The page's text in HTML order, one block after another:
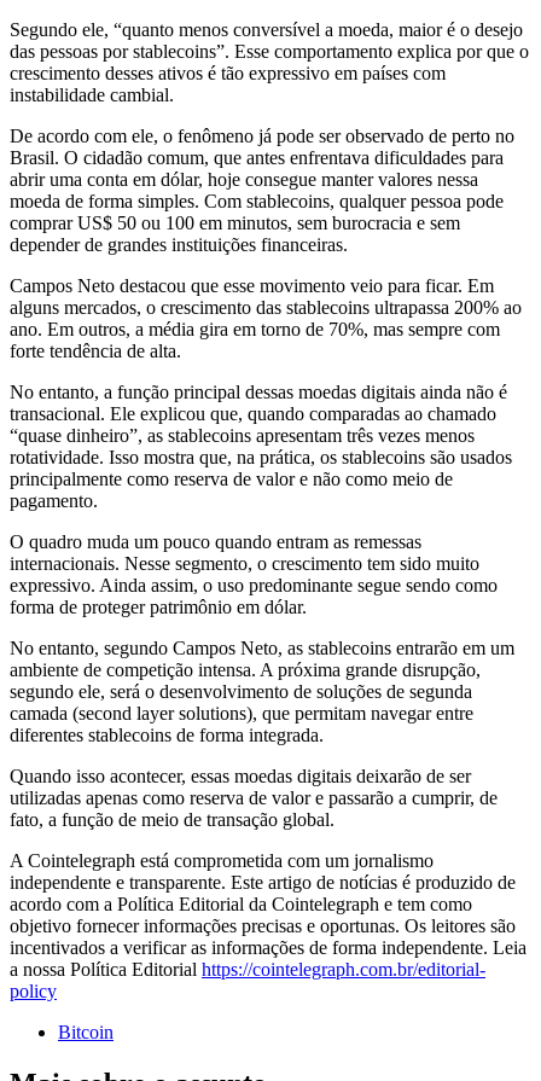
Segundo ele, “quanto menos conversível a moeda, maior é o desejo
das pessoas por stablecoins”. Esse comportamento explica por que o
crescimento desses ativos é tão expressivo em países com
instabilidade cambial.
De acordo com ele, o fenômeno já pode ser observado de perto no
Brasil. O cidadão comum, que antes enfrentava dificuldades para
abrir uma conta em dólar, hoje consegue manter valores nessa
moeda de forma simples. Com stablecoins, qualquer pessoa pode
comprar US$ 50 ou 100 em minutos, sem burocracia e sem
depender de grandes instituições financeiras.
Campos Neto destacou que esse movimento veio para ficar. Em
alguns mercados, o crescimento das stablecoins ultrapassa 200% ao
ano. Em outros, a média gira em torno de 70%, mas sempre com
forte tendência de alta.
No entanto, a função principal dessas moedas digitais ainda não é
transacional. Ele explicou que, quando comparadas ao chamado
“quase dinheiro”, as stablecoins apresentam três vezes menos
rotatividade. Isso mostra que, na prática, os stablecoins são usados
principalmente como reserva de valor e não como meio de
pagamento.
O quadro muda um pouco quando entram as remessas
internacionais. Nesse segmento, o crescimento tem sido muito
expressivo. Ainda assim, o uso predominante segue sendo como
forma de proteger patrimônio em dólar.
No entanto, segundo Campos Neto, as stablecoins entrarão em um
ambiente de competição intensa. A próxima grande disrupção,
segundo ele, será o desenvolvimento de soluções de segunda
camada (second layer solutions), que permitam navegar entre
diferentes stablecoins de forma integrada.
Quando isso acontecer, essas moedas digitais deixarão de ser
utilizadas apenas como reserva de valor e passarão a cumprir, de
fato, a função de meio de transação global.
A Cointelegraph está comprometida com um jornalismo
independente e transparente. Este artigo de notícias é produzido de
acordo com a Política Editorial da Cointelegraph e tem como
objetivo fornecer informações precisas e oportunas. Os leitores são
incentivados a verificar as informações de forma independente. Leia
a nossa Política Editorial https://cointelegraph.com.br/editorial-
policy
Bitcoin